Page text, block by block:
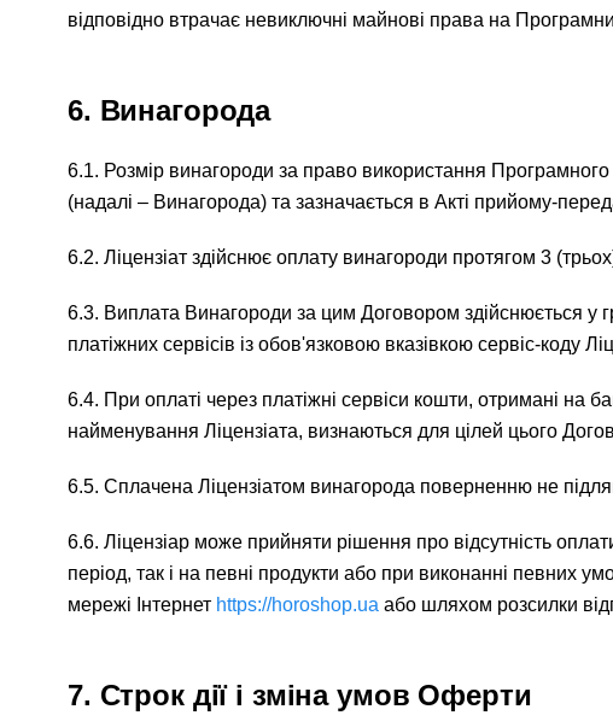
відповідно втрачає невиключні майнові права на
6. Винагорода
6.1. Розмір винагороди за право використання
(надалі – Винагорода) та зазначається в Акті прийому-
6.2. Ліцензіат здійснює оплату винагороди протягом 3
6.3. Виплата Винагороди за цим Договором здійснюється у
платіжних сервісів із обов'язковою вказівкою сервіс-коду
6.4. При оплаті через платіжні сервіси кошти, отримані на
найменування Ліцензіата, визнаються для цілей цього
6.5. Сплачена Ліцензіатом винагорода поверненню не
6.6. Ліцензіар може прийняти рішення про відсутність
період, так і на певні продукти або при виконанні певних
мережі Інтернет https://horoshop.ua або шляхом розсилки
7. Строк дії і зміна умов Оферти